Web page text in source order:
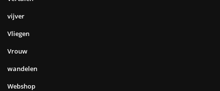
vijver
Vliegen
Vrouw
wandelen
Webshop